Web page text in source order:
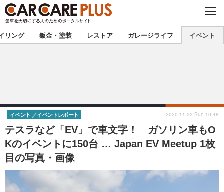
C
O
S
E
★カーケアプラス認定★ 厳選プロショップを地域から探す
甲信越 北陸
東海 関西
中国
リング 鈑金・塗装 レストア ガレージライフ イベント
テスラなど「EV」で車文字！ ガソリン車もO
Kのイベントに150台 … Japan EV Meetup 1枚
目の写真・画像
イベント イベントレポート 2020.11.22 Sun 10:48